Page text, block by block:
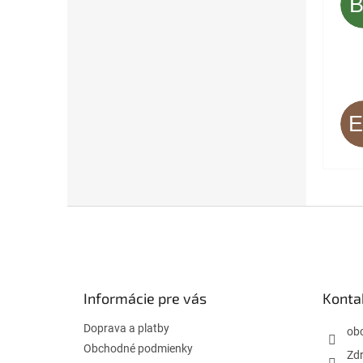
Informácie pre vás
Doprava a platby
Obchodné podmienky